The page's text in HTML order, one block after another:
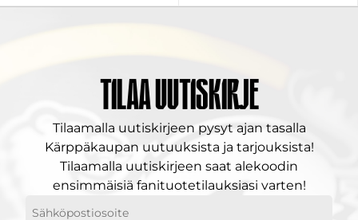
Tilaa uutiskirje
Tilaamalla uutiskirjeen pysyt ajan tasalla
Kärppäkaupan uutuuksista ja tarjouksista!
Tilaamalla uutiskirjeen saat alekoodin
ensimmäisiä fanituotetilauksiasi varten!